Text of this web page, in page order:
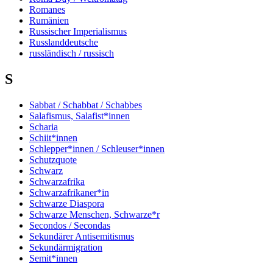
Romanes
Rumänien
Russischer Imperialismus
Russlanddeutsche
russländisch / russisch
S
Sabbat / Schabbat / Schabbes
Salafismus, Salafist*innen
Scharia
Schiit*innen
Schlepper*innen / Schleuser*innen
Schutzquote
Schwarz
Schwarzafrika
Schwarzafrikaner*in
Schwarze Diaspora
Schwarze Menschen, Schwarze*r
Secondos / Secondas
Sekundärer Antisemitismus
Sekundärmigration
Semit*innen